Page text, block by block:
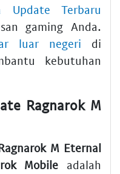
Update Terbaru
gaming Anda.
luar negeri di
kebutuhan
Ragnarok M
M Eternal
Mobile adalah